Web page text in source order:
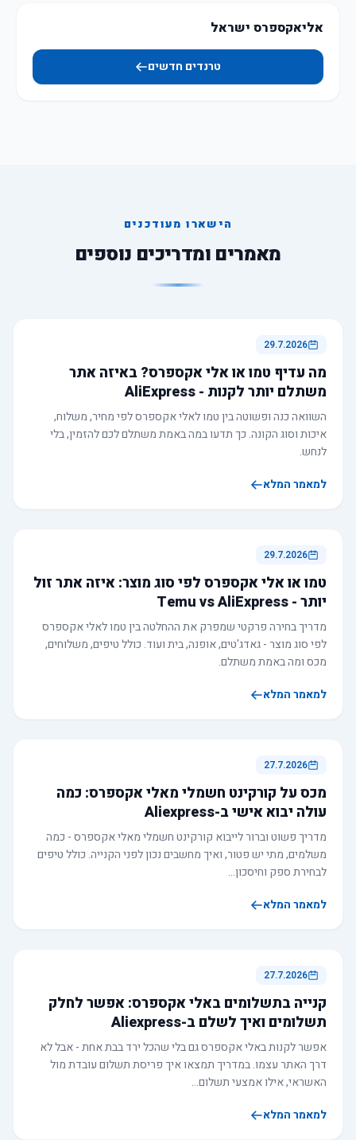
אליאקספרס ישראל
טרנדים חדשים
הישארו מעודכנים
מאמרים ומדריכים נוספים
29.7.2026
מה עדיף טמו או אלי אקספרס? באיזה אתר
משתלם יותר לקנות - AliExpress
השוואה כנה ופשוטה בין טמו לאלי אקספרס לפי מחיר, משלוח,
איכות וסוג הקונה. כך תדעו במה באמת משתלם לכם להזמין, בלי
לנחש.
למאמר המלא
29.7.2026
טמו או אלי אקספרס לפי סוג מוצר: איזה אתר זול
יותר - Temu vs AliExpress
מדריך בחירה פרקטי שמפרק את ההחלטה בין טמו לאלי אקספרס
לפי סוג מוצר - גאדג'טים, אופנה, בית ועוד. כולל טיפים, משלוחים,
מכס ומה באמת משתלם.
למאמר המלא
27.7.2026
מכס על קורקינט חשמלי מאלי אקספרס: כמה
עולה יבוא אישי ב-Aliexpress
מדריך פשוט וברור לייבוא קורקינט חשמלי מאלי אקספרס - כמה
משלמים, מתי יש פטור, ואיך מחשבים נכון לפני הקנייה. כולל טיפים
לבחירת ספק וחיסכון…
למאמר המלא
27.7.2026
קנייה בתשלומים באלי אקספרס: אפשר לחלק
תשלומים ואיך לשלם ב-Aliexpress
אפשר לקנות באלי אקספרס גם בלי שהכל ירד בבת אחת - אבל לא
דרך האתר עצמו. במדריך תמצאו איך פריסת תשלום עובדת מול
האשראי, אילו אמצעי תשלום…
למאמר המלא